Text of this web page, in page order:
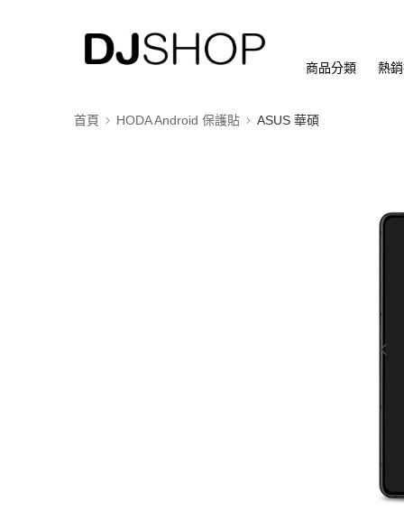
商品分類 熱
首頁 HODA Android 保護貼 ASUS 華碩